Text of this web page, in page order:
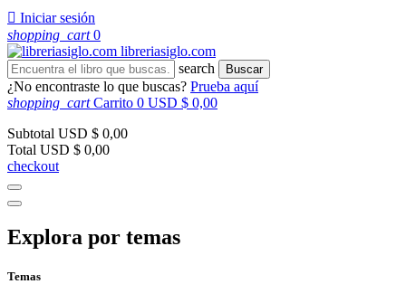
 Iniciar sesión
shopping_cart 0
libreriasiglo.com
search
Buscar
¿No encontraste lo que buscas? Prueba aquí
shopping_cart Carrito 0 USD $ 0,00
Subtotal USD $ 0,00
Total USD $ 0,00
checkout
Explora por temas
Temas